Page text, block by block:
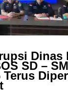
Dinas
SD –
Terus